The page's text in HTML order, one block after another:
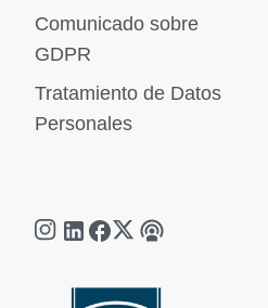
Comunicado sobre
GDPR
Tratamiento de Datos
Personales